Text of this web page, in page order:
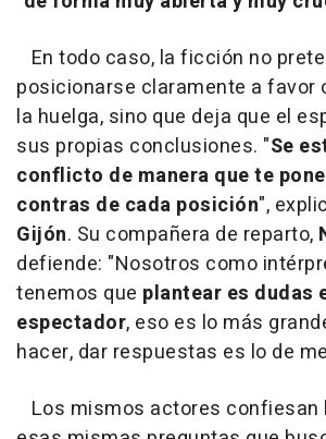
En todo caso, la ficción no
posicionarse claramente a favor
la huelga, sino que deja que el
sus propias conclusiones. "Se
conflicto de manera que te
contras de cada posición",
Gijón. Su compañera de reparto,
defiende: "Nosotros como
tenemos que plantear es dudas
espectador, eso es lo más
hacer, dar respuestas es lo de
Los mismos actores confiesan